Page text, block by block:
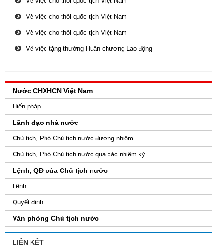
Về việc cho thôi quốc tịch Việt Nam
Về việc cho thôi quốc tịch Việt Nam
Về việc tặng thưởng Huân chương Lao động
Nước CHXHCN Việt Nam
Hiến pháp
Lãnh đạo nhà nước
Chủ tịch, Phó Chủ tịch nước đương nhiệm
Chủ tịch, Phó Chủ tịch nước qua các nhiệm kỳ
Lệnh, QĐ của Chủ tịch nước
Lệnh
Quyết định
Văn phòng Chủ tịch nước
LIÊN KẾT